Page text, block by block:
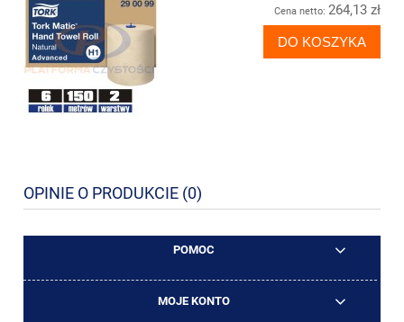
Cena netto: 264,13 zł
DO KOSZYKA
OPINIE O PRODUKCIE (0)
POMOC
MOJE KONTO